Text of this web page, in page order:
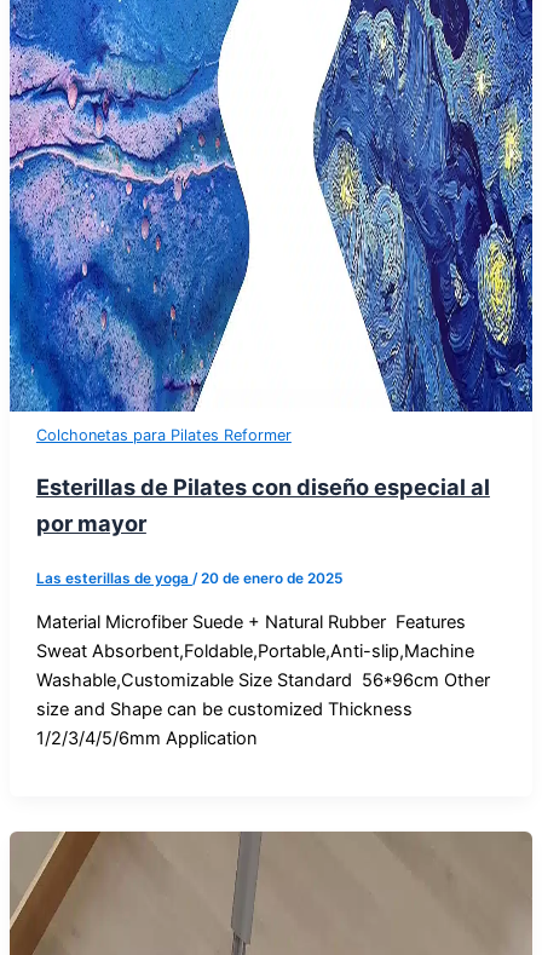
Colchonetas para Pilates Reformer
Esterillas de Pilates con diseño especial al
por mayor
Las esterillas de yoga /20 de enero de 2025
Material Microfiber Suede + Natural Rubber Features
Sweat Absorbent,Foldable,Portable,Anti-slip,Machine
Washable,Customizable Size Standard 56*96cm Other
size and Shape can be customized Thickness
1/2/3/4/5/6mm Application